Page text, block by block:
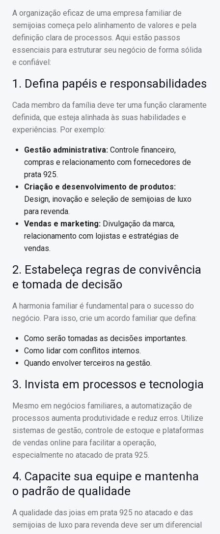
A organização eficaz de uma empresa familiar de
semijoias começa pelo alinhamento de valores e pela
definição clara de processos. Aqui estão passos
essenciais para estruturar seu negócio de forma sólida
e confiável:
1. Defina papéis e responsabilidades
Cada membro da família deve ter uma função claramente
definida, que esteja alinhada às suas habilidades e
experiências. Por exemplo:
Gestão administrativa: Controle financeiro,
compras e relacionamento com fornecedores de
prata 925.
Criação e desenvolvimento de produtos:
Design, inovação e seleção de semijoias de luxo
para revenda.
Vendas e marketing: Divulgação da marca,
relacionamento com lojistas e estratégias de
vendas.
2. Estabeleça regras de convivência
e tomada de decisão
A harmonia familiar é fundamental para o sucesso do
negócio. Para isso, crie um acordo familiar que defina:
Como serão tomadas as decisões importantes.
Como lidar com conflitos internos.
Quando envolver terceiros na gestão.
3. Invista em processos e tecnologia
Mesmo em negócios familiares, a automatização de
processos aumenta produtividade e reduz erros. Utilize
sistemas de gestão, controle de estoque e plataformas
de vendas online para facilitar a operação,
especialmente no atacado de prata 925.
4. Capacite sua equipe e mantenha
o padrão de qualidade
A qualidade das joias em prata 925 no atacado e das
semijoias de luxo para revenda deve ser um diferencial